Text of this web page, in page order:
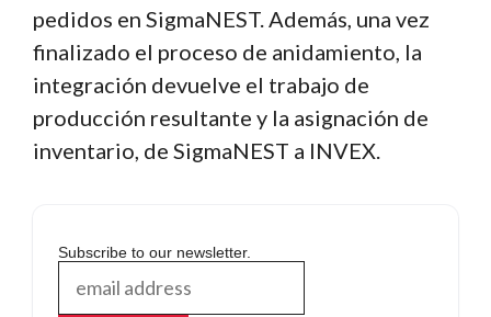
pedidos en SigmaNEST. Además, una vez
finalizado el proceso de anidamiento, la
integración devuelve el trabajo de
producción resultante y la asignación de
inventario, de SigmaNEST a INVEX.
Subscribe to our newsletter.